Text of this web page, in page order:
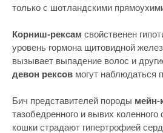
только с шотландскими
Корниш-рексам свойственен
уровень гормона щитовидной
вызывает выпадение волос и
девон рексов могут наблюдаться
Бич представителей породы мейн-
тазобедренного и вывих коленного
кошки страдают гипертрофией